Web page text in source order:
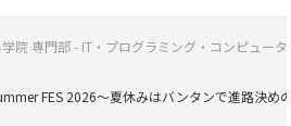
学院 専門部 - IT・プログラミング・コンピュー
FES 2026～夏休みはバンタンで進路決め